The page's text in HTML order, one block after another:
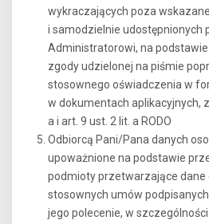
wykraczających poza
i samodzielnie udostępnionych
Administratorowi, na
zgody udzielonej na piśmie
stosownego oświadczenia w
w dokumentach aplikacyjnych,
a i art. 9 ust. 2 lit. a RODO
Odbiorcą Pani/Pana danych
upoważnione na podstawie
podmioty przetwarzające dane
stosownych umów
jego polecenie, w